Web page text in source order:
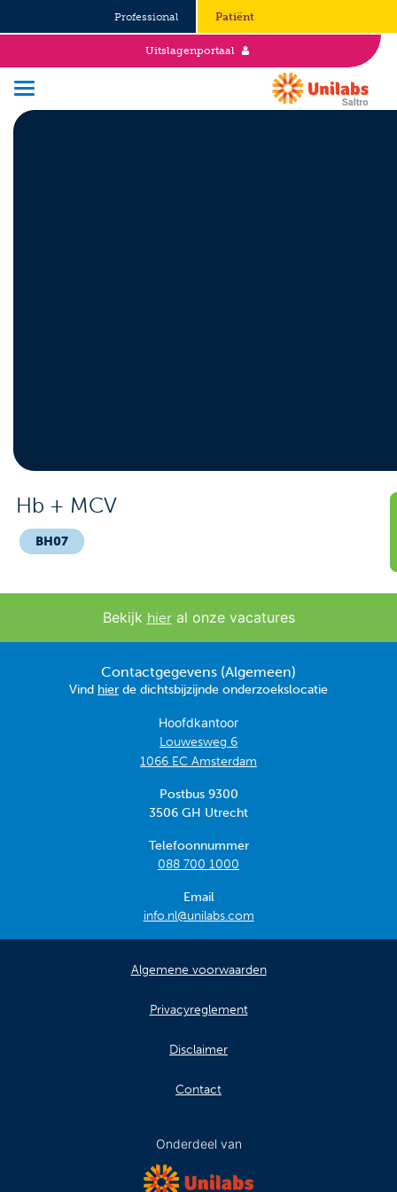
Professional Patiënt
Uitslagenportaal
Tarieven
Locaties
Praktische informatie
Trombosedienst
Hb + MCV
BH07
Bekijk hieral onze vacatures
Contactgegevens (Algemeen)
Vind hier de dichtsbijzijnde onderzoekslocatie
Hoofdkantoor
Louwesweg 6
1066 EC Amsterdam
Postbus 9300
3506 GH Utrecht
Telefoonnummer
088 700 1000
Email
info.nl@unilabs.com
Algemene voorwaarden
Privacyreglement
Disclaimer
Contact
Onderdeel van